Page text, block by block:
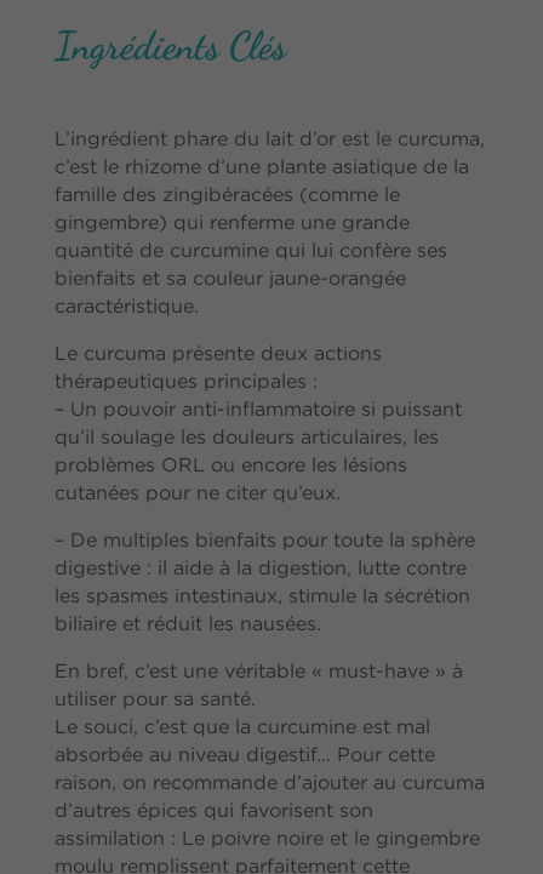
Ingrédients Clés
L’ingrédient phare du lait d’or est le curcuma,
c’est le rhizome d’une plante asiatique de la
famille des zingibéracées (comme le
gingembre) qui renferme une grande
quantité de curcumine qui lui confère ses
bienfaits et sa couleur jaune-orangée
caractéristique.
Le curcuma présente deux actions
thérapeutiques principales :
– Un pouvoir anti-inflammatoire si puissant
qu’il soulage les douleurs articulaires, les
problèmes ORL ou encore les lésions
cutanées pour ne citer qu’eux.
– De multiples bienfaits pour toute la sphère
digestive : il aide à la digestion, lutte contre
les spasmes intestinaux, stimule la sécrétion
biliaire et réduit les nausées.
En bref, c’est une véritable « must-have » à
utiliser pour sa santé.
Le souci, c’est que la curcumine est mal
absorbée au niveau digestif… Pour cette
raison, on recommande d’ajouter au curcuma
d’autres épices qui favorisent son
assimilation : Le poivre noire et le gingembre
moulu remplissent parfaitement cette